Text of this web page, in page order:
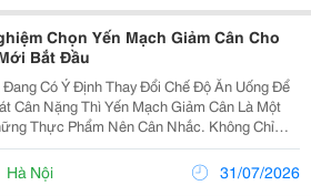
Chọn Yến Mạch Giảm Cân Cho
Bắt Đầu
Đang Có Ý Định Thay Đổi Chế Độ Ăn Uống Để
Cân Nặng Thì Yến Mạch Giảm Cân Là Một
Thực Phẩm Nên Cân Nhắc. Không Chỉ
Xơ, Yến Mạch Còn Dễ Chế Biến, Phù Hợp
Đối Tượng Như Dân Văn Phòng, Người Tập
Hà Nội 31/07/2026